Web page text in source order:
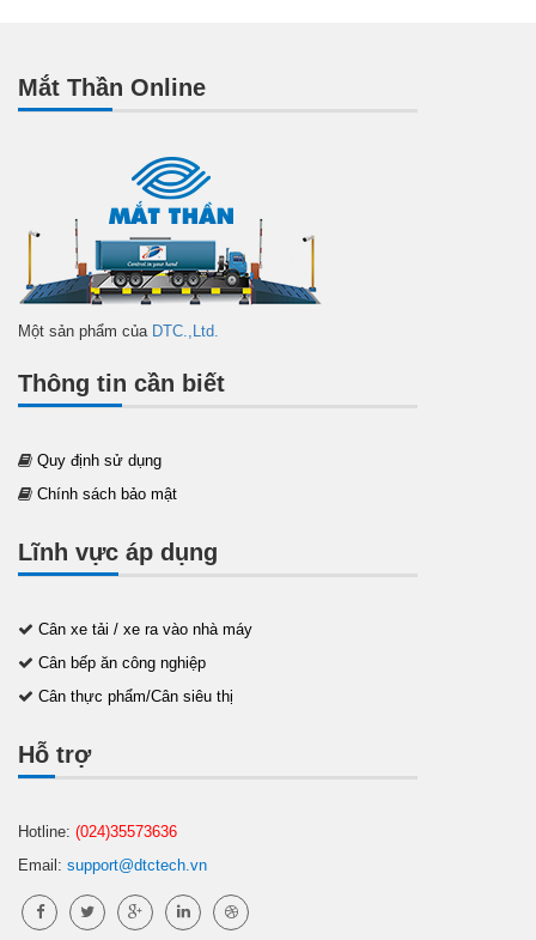
Mắt Thần Online
Một sản phẩm của DTC.,Ltd.
Thông tin cần biết
Quy định sử dụng
Chính sách bảo mật
Lĩnh vực áp dụng
Cân xe tải / xe ra vào nhà máy
Cân bếp ăn công nghiệp
Cân thực phẩm/Cân siêu thị
Hỗ trợ
Hotline: (024)35573636
Email: support@dtctech.vn